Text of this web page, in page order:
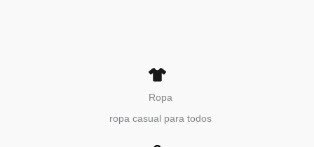
Ropa
ropa casual para todos